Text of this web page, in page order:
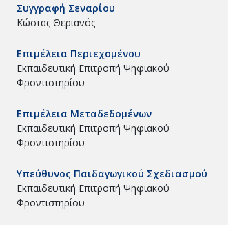
Συγγραφή Σεναρίου
Κώστας Θεριανός
Επιμέλεια Περιεχομένου
Εκπαιδευτική Επιτροπή Ψηφιακού
Φροντιστηρίου
Επιμέλεια Μεταδεδομένων
Εκπαιδευτική Επιτροπή Ψηφιακού
Φροντιστηρίου
Υπεύθυνος Παιδαγωγικού Σχεδιασμού
Εκπαιδευτική Επιτροπή Ψηφιακού
Φροντιστηρίου